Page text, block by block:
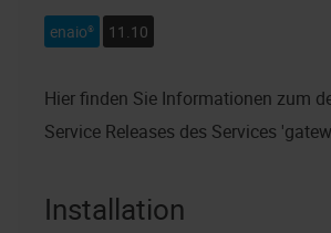
enaio® 11.10
Hier finden Sie Informationen zum
Service Releases des Services
Installation